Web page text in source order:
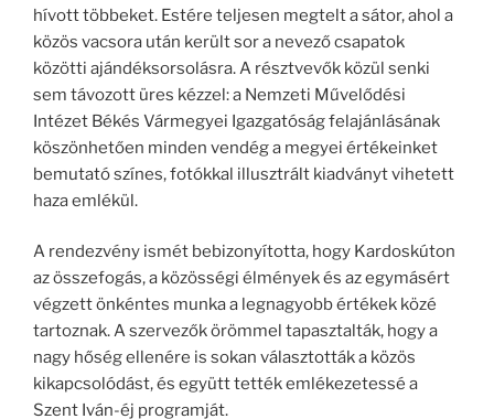
hívott többeket. Estére teljesen megtelt a sátor, ahol a
közös vacsora után került sor a nevező csapatok
közötti ajándéksorsolásra. A résztvevők közül senki
sem távozott üres kézzel: a Nemzeti Művelődési
Intézet Békés Vármegyei Igazgatóság felajánlásának
köszönhetően minden vendég a megyei értékeinket
bemutató színes, fotókkal illusztrált kiadványt vihetett
haza emlékül.
A rendezvény ismét bebizonyította, hogy Kardoskúton
az összefogás, a közösségi élmények és az egymásért
végzett önkéntes munka a legnagyobb értékek közé
tartoznak. A szervezők örömmel tapasztalták, hogy a
nagy hőség ellenére is sokan választották a közös
kikapcsolódást, és együtt tették emlékezetessé a
Szent Iván-éj programját.